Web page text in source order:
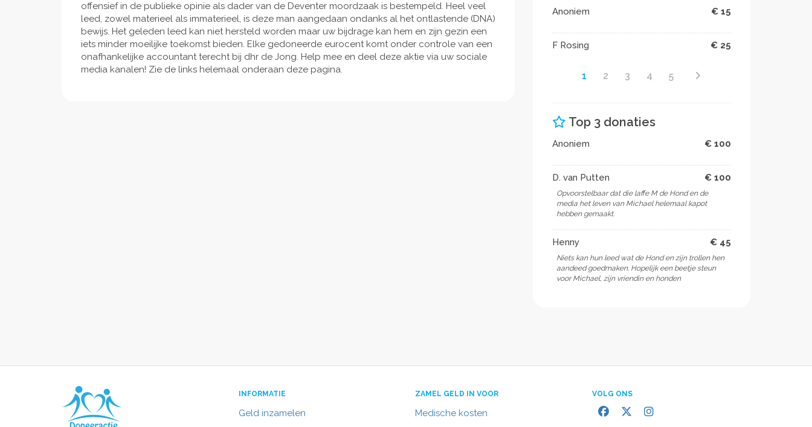
offensief in de publieke opinie als dader van de Deventer moordzaak is bestempeld. Heel veel
leed, zowel materieel als immaterieel, is deze man aangedaan ondanks al het ontlastende (DNA)
bewijs. Het geleden leed kan niet hersteld worden maar uw bijdrage kan hem en zijn gezin een
iets minder moeilijke toekomst bieden. Elke gedoneerde eurocent komt onder controle van een
onafhankelijke accountant terecht bij dhr de Jong. Help mee en deel deze aktie via uw sociale
media kanalen! Zie de links helemaal onderaan deze pagina.
Anoniem € 15
F Rosing € 25
1 2 3 4 5
Top 3 donaties
Anoniem € 100
D. van Putten € 100
Opvoorstelbaar dat die laffe M de Hond en de
media het leven van Michael helemaal kapot
hebben gemaakt.
Henny € 45
Niets kan hun leed wat de Hond en zijn trollen hen
aandeed goedmaken. Hopelijk een beetje steun
voor Michael, zijn vriendin en honden
INFORMATIE
Geld inzamelen
ZAMEL GELD IN VOOR
Medische kosten
VOLG ONS